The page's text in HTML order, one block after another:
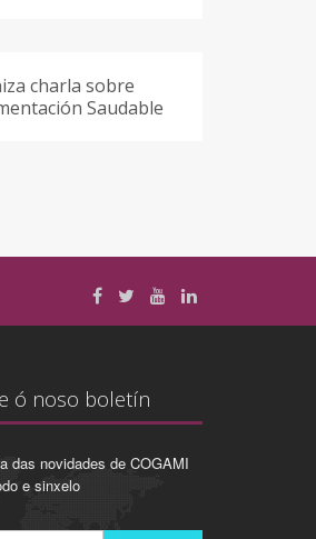
charla sobre
Saudable
ó noso boletín
das novidades de COGAMI
e sinxelo